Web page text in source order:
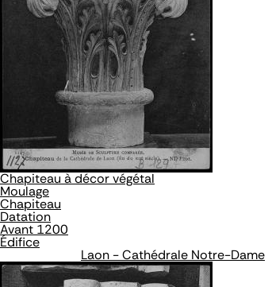
Chapiteau à décor végétal
Moulage
Chapiteau
Datation
Avant 1200
Édifice
Laon - Cathédrale Notre-Dame